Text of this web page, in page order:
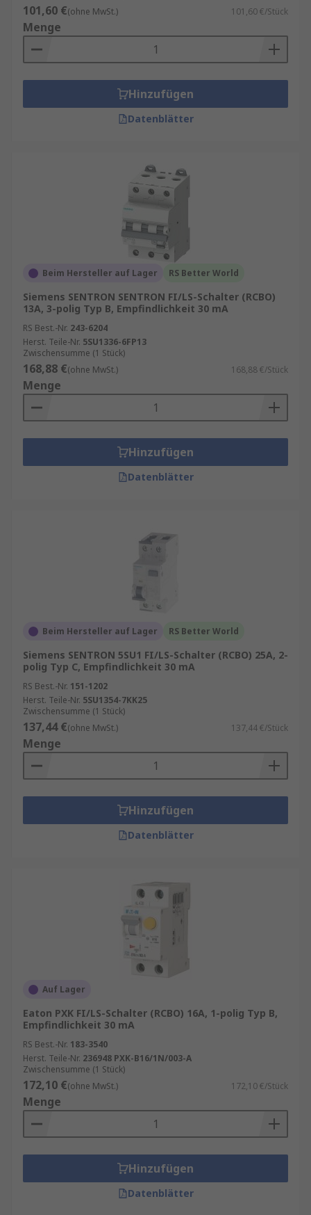
101,60 €(ohne MwSt.) 101,60 €/Stück
Menge
Hinzufügen
Datenblätter
Beim Hersteller auf Lager RS Better World
Siemens SENTRON SENTRON FI/LS-Schalter (RCBO)
13A, 3-polig Typ B, Empfindlichkeit 30 mA
RS Best.-Nr. 243-6204
Herst. Teile-Nr. 5SU1336-6FP13
Zwischensumme (1 Stück)
168,88 €(ohne MwSt.) 168,88 €/Stück
Menge
Hinzufügen
Datenblätter
Beim Hersteller auf Lager RS Better World
Siemens SENTRON 5SU1 FI/LS-Schalter (RCBO) 25A, 2-
polig Typ C, Empfindlichkeit 30 mA
RS Best.-Nr. 151-1202
Herst. Teile-Nr. 5SU1354-7KK25
Zwischensumme (1 Stück)
137,44 €(ohne MwSt.) 137,44 €/Stück
Menge
Hinzufügen
Datenblätter
Auf Lager
Eaton PXK FI/LS-Schalter (RCBO) 16A, 1-polig Typ B,
Empfindlichkeit 30 mA
RS Best.-Nr. 183-3540
Herst. Teile-Nr. 236948 PXK-B16/1N/003-A
Zwischensumme (1 Stück)
172,10 €(ohne MwSt.) 172,10 €/Stück
Menge
Hinzufügen
Datenblätter